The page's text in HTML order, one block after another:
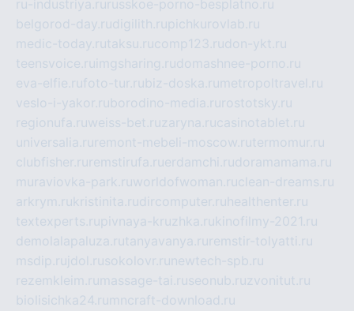
ru-industriya.ru russkoe-porno-besplatno.ru
belgorod-day.rudigilith.rupichkurovlab.ru
medic-today.rutaksu.rucomp123.rudon-ykt.ru
teensvoice.ru imgsharing.rudomashnee-porno.ru
eva-elfie.rufoto-tur.rubiz-doska.ru metropoltravel.ru
veslo-i-yakor.ruborodino-media.ru rostotsky.ru
regionufa.ruweiss-bet.ruzaryna.rucasinotablet.ru
universalia.ru remont-mebeli-moscow.rutermomur.ru
clubfisher.ru remstirufa.ruerdamchi.rudoramamama.ru
muraviovka-park.ruworldofwoman.ruclean-dreams.ru
arkrym.rukristinita.rudircomputer.ru healthenter.ru
textexperts.rupivnaya-kruzhka.rukinofilmy-2021.ru
demolalapaluza.rutanyavanya.ru remstir-tolyatti.ru
msdip.ru jdol.rusokolovr.ru newtech-spb.ru
rezemkleim.ru massage-tai.ruseonub.ruzvonitut.ru
biolisichka24.ru mncraft-download.ru